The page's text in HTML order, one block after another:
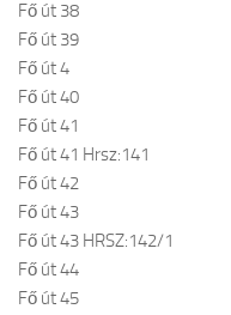
Fő út 38
Fő út 39
Fő út 4
Fő út 40
Fő út 41
Fő út 41 Hrsz:141
Fő út 42
Fő út 43
Fő út 43 HRSZ:142/1
Fő út 44
Fő út 45